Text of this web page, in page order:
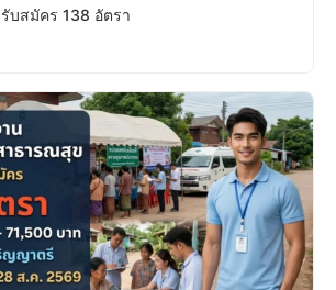
บสมัคร 138 อัตรา